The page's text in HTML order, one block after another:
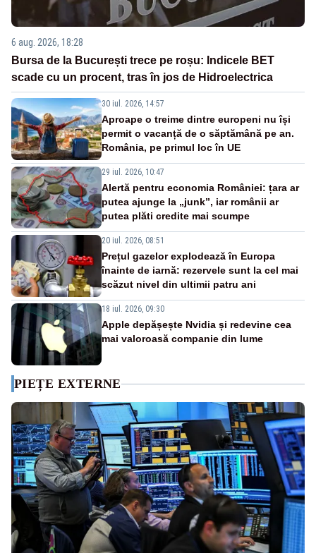
6 aug. 2026, 18:28
Bursa de la București trece pe roșu: Indicele BET
scade cu un procent, tras în jos de Hidroelectrica
30 iul. 2026, 14:57
Aproape o treime dintre europeni nu își
permit o vacanță de o săptămână pe an.
România, pe primul loc în UE
29 iul. 2026, 10:47
Alertă pentru economia României: țara ar
putea ajunge la „junk”, iar românii ar
putea plăti credite mai scumpe
20 iul. 2026, 08:51
Prețul gazelor explodează în Europa
înainte de iarnă: rezervele sunt la cel mai
scăzut nivel din ultimii patru ani
18 iul. 2026, 09:30
Apple depășește Nvidia și redevine cea
mai valoroasă companie din lume
PIEȚE EXTERNE